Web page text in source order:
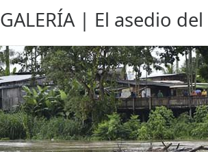
GALERÍA | El asedio